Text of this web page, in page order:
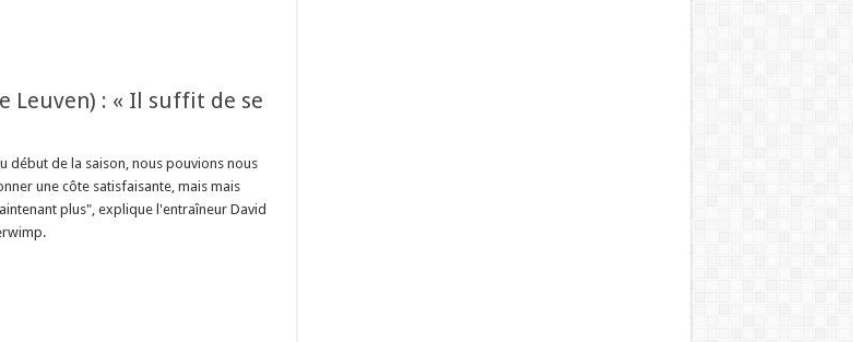
Leuven) : « Il suffit de se
début de la saison, nous pouvions nous
une côte satisfaisante, mais mais
plus", explique l'entraîneur David